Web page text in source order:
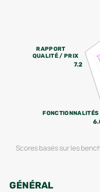
FONCTIONNALITÉS
RAPPORT
QUALITÉ / PRIX
7.2
Scores basés sur les
GÉNÉRAL